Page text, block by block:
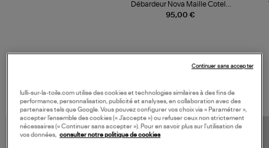
95,00 €
Débardeur Nova Maille Cotelé
Blanc
lulli-sur-la-toile.com utilise des cookies et technologies similaires à des fins de
performance, personnalisation, publicité et analyses, en collaboration avec des
partenaires tels que Google. Vous pouvez configurer vos choix via « Paramétrer »,
accepter l’ensemble des cookies (« J’accepte ») ou refuser ceux non strictement
nécessaires (« Continuer sans accepter »). Pour en savoir plus sur l’utilisation de
vos données, consulter notre politique de cookies
Continuer sans accepter